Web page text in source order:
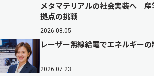
メタマテリアルの社会実装へ 産
拠点の挑戦
2026.08.05
レーザー無線給電でエネルギーの
2026.07.23